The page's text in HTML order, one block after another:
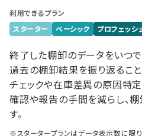
利用できるプラン
スターター
ベーシック プロフェッシ
終了した棚卸のデータをいつで
過去の棚卸結果を振り返るこ
チェックや在庫差異の原因特定
確認や報告の手間を減らし、
す。
※スタータープランはデータ表示数に限り